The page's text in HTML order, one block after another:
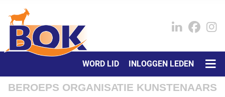
WORD LID INLOGGEN LEDEN
BEROEPS ORGANISATIE KUNSTENAARS